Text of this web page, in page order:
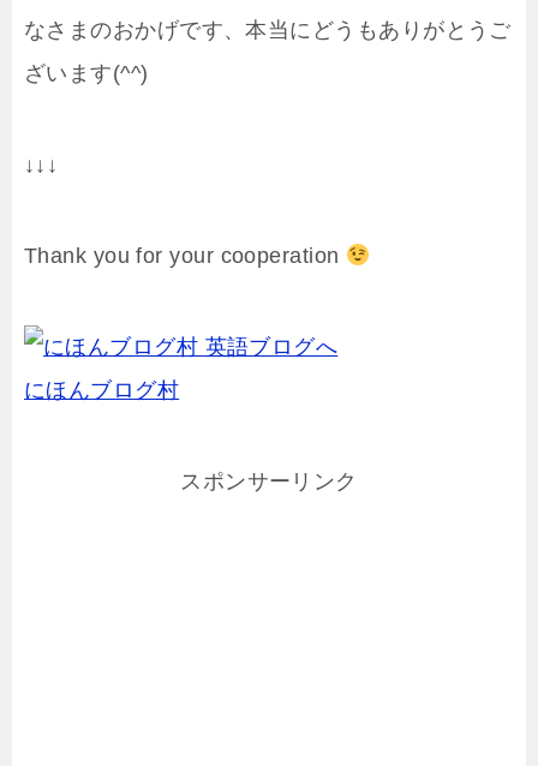
なさまのおかげです、本当にどうもありがとうご
ざいます(^^)
↓↓↓
Thank you for your cooperation
にほんブログ村
スポンサーリンク